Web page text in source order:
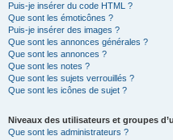
Puis-je insérer du code HTML ?
Que sont les émoticônes ?
Puis-je insérer des images ?
Que sont les annonces générales ?
Que sont les annonces ?
Que sont les notes ?
Que sont les sujets verrouillés ?
Que sont les icônes de sujet ?
Niveaux des utilisateurs et groupes
Que sont les administrateurs ?